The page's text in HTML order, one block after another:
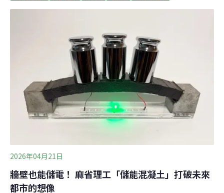
僅一牆之隔的居民涂永能也指出，這座儲能場的規模遠超
一般工廠附屬設備，而是大型併網型儲能設施。「萬一鋰
電池燒起來，影響的不只是火災本身，還有後續的毒氣與
健康風險。」業者強調合法設置 防火牆加厚增高承租這塊
約3000坪土地的盛日儲能科技表示，案場自2023年起規
劃，量體為100MW，對應356.4MWh電池容量，未來完成
建置並經主管機關核可後，才會正式向台電申請併入電
2026年04月21日
牆壁也能儲電！ 麻省理工「儲能混凝土」打破未來
都市的想像